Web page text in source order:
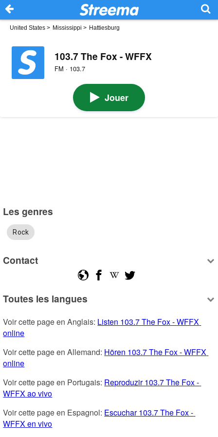
United States > Mississippi > Hattiesburg
103.7 The Fox - WFFX
FM · 103.7
Jouer
Les genres
Rock
Contact
Toutes les langues
Voir cette page en Anglais: Listen 103.7 The Fox - WFFX
online
Voir cette page en Allemand: Hören 103.7 The Fox - WFFX
online
Voir cette page en Portugais: Reproduzir 103.7 The Fox -
WFFX ao vivo
Voir cette page en Espagnol: Escuchar 103.7 The Fox -
WFFX en vivo